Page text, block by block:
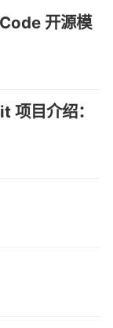
开源模
目介绍：